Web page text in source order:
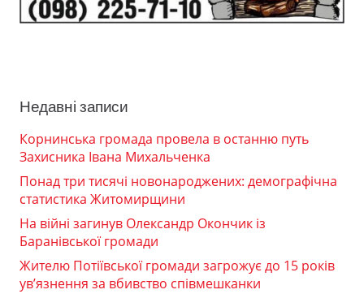
Недавні записи
Корнинська громада провела в останню путь
Захисника Івана Михальченка
Понад три тисячі новонароджених: демографічна
статистика Житомирщини
На війні загинув Олександр Окончик із
Баранівської громади
Жителю Потіївської громади загрожує до 15 років
ув’язнення за вбивство співмешканки